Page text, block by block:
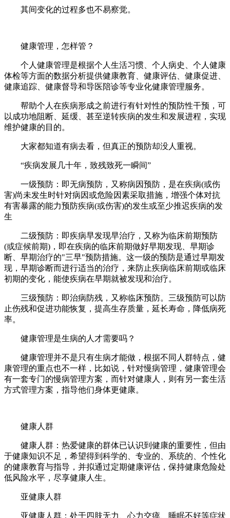
其间变化的过程多也不易察觉。
健康管理，怎样管？
个人健康管理是根据个人生活习惯、个人病史、个人健康
体检等方面的数据分析提供健康教育、健康评估、健康促进、
健康追踪、健康督导和导医陪诊等专业化健康管理服务。
帮助个人在疾病形成之前进行有针对性的预防性干预，可
以成功地阻断、延缓、甚至逆转疾病的发生和发展进程，实现
维护健康的目的。
大家都知道有病去看，但真正的预防却没人重视。
“疾病发展几十年，致残致死一瞬间”
一级预防：即无病预防，又称病因预防，是在疾病(或伤
害)尚未发生时针对病因或危险因素采取措施，增强个体对抗
有害暴露的能力预防疾病(或伤害)的发生或至少推迟疾病的发
生
二级预防：即疾病早发现早治疗，又称为临床前期预防
(或症候前期)，即在疾病的临床前期做好早期发现、早期诊
断、早期治疗的"三早"预防措施。这一级的预防是通过早期发
现，早期诊断而进行适当的治疗，来防止疾病临床前期或临床
初期的变化，能使疾病在早期就被发现和治疗。
三级预防：即治病防残，又称临床预防。三级预防可以防
止伤残和促进功能恢复，提高生存质量，延长寿命，降低病死
率。
健康管理是生病的人才需要吗？
健康管理并不是只有生病才能做，根据不同人群特点，健
康管理的重点也不一样，比如说，针对慢病管理，健康管理会
有一套专门的慢病管理方案，而针对健康人，则有另一套生活
方式管理方案，指导他们身体更健康。
健康人群
健康人群：热爱健康的群体已认识到健康的重要性，但由
于健康知识不足，希望得到科学的、专业的、系统的、个性化
的健康教育与指导，并拟通过定期健康评估，保持健康危险处
低风险水平，尽享健康人生。
亚健康人群
亚健康人群：处于四肢无力、心力交瘁、睡眠不好等症状